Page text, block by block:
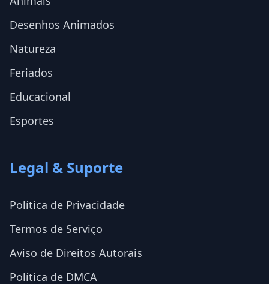
Desenhos Animados
Natureza
Feriados
Educacional
Esportes
Legal & Suporte
Política de Privacidade
Termos de Serviço
Aviso de Direitos Autorais
Política de DMCA